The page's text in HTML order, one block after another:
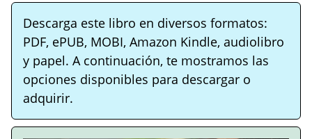
Descarga este libro en diversos formatos:
PDF, ePUB, MOBI, Amazon Kindle, audiolibro
y papel. A continuación, te mostramos las
opciones disponibles para descargar o
adquirir.